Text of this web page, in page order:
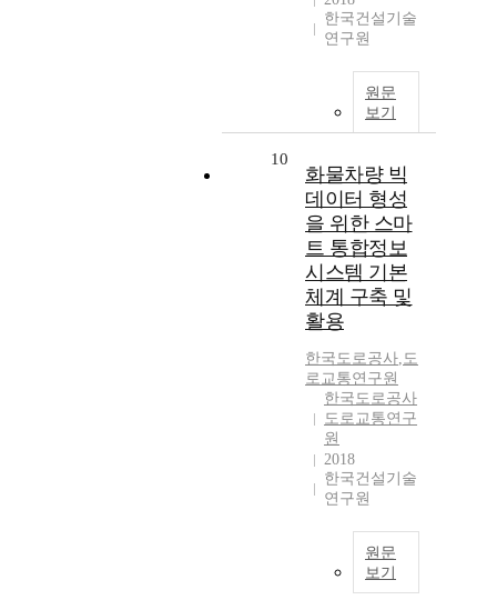
한국건설기술
연구원
원문
보기
10
화물차량 빅
데이터 형성
을 위한 스마
트 통합정보
시스템 기본
체계 구축 및
활용
한국도로공사,도
로교통연구원
한국도로공사
도로교통연구
원
2018
한국건설기술
연구원
원문
보기